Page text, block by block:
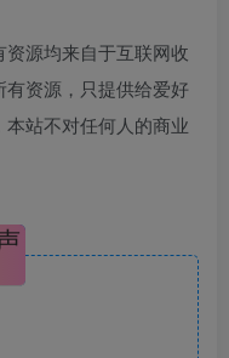
源均来自于互联网收
资源，只提供给爱好
站不对任何人的商业